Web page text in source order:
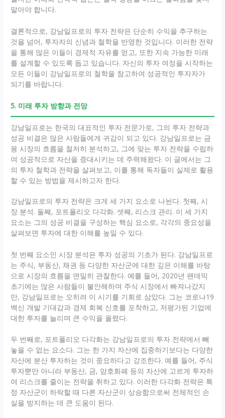
말아야 합니다.
결론적으로, 강남일프로의 투자 전략은 단순히 수익을 추구하는
것을 넘어, 투자자의 신념과 철학을 반영한 것입니다. 이러한 전략
을 통해 많은 이들이 경제적 자유를 얻고, 또한 지속 가능한 미래
를 설계할 수 있도록 돕고 있습니다. 자신의 투자 여정을 시작하는
모든 이들이 강남일프로의 철학을 참고하여 성공적인 투자자가
되기를 바랍니다.
5. 미래 투자 방향과 전망
강남일프로는 한국의 대표적인 투자 전문가로, 그의 투자 전략과
성공 비결은 많은 사람들에게 귀감이 되고 있다. 강남일프로는 금
융 시장의 흐름을 철저히 분석하고, 그에 맞는 투자 전략을 수립하
여 성공적으로 자산을 증대시키는 데 주력해왔다. 이 글에서는 그
의 투자 철학과 전략을 살펴보고, 이를 통해 독자들이 실제로 활용
할 수 있는 방법을 제시하고자 한다.
강남일프로의 투자 전략은 크게 세 가지 요소로 나뉜다. 첫째, 시
장 분석. 둘째, 포트폴리오 다각화. 셋째, 리스크 관리. 이 세 가지
요소는 그의 성공 비결을 구성하는 핵심 요소로, 각각의 중요성을
살펴보면 투자에 대한 이해를 높일 수 있다.
첫 번째 요소인 시장 분석은 투자 성공의 기초가 된다. 강남일프로
는 주식, 부동산, 채권 등 다양한 자산군에 대한 깊은 이해를 바탕
으로 시장의 흐름을 면밀히 관찰한다. 예를 들어, 2020년 팬데믹
초기에는 많은 사람들이 불안해하며 주식 시장에서 빠져나갔지
만, 강남일프로는 오히려 이 시기를 기회로 삼았다. 그는 코로나19
백신 개발 기대감과 경제 회복 신호를 포착하고, 저평가된 기업에
대한 투자를 늘리며 큰 수익을 올렸다.
두 번째로, 포트폴리오 다각화는 강남일프로의 투자 전략에서 빼
놓을 수 없는 요소다. 그는 한 가지 자산에 집중하기보다는 다양한
자산에 분산 투자하는 것이 중요하다고 강조한다. 예를 들어, 주식
투자뿐만 아니라 부동산, 금, 암호화폐 등의 자산에 고르게 투자하
여 리스크를 줄이는 전략을 취하고 있다. 이러한 다각화 전략은 특
정 자산군이 하락할 때 다른 자산군이 상승함으로써 전체적인 손
실을 방지하는 데 큰 도움이 된다.